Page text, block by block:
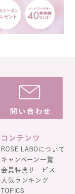
コンテンツ
ROSE LABOについて
キャンペーン一覧
会員特典サービス
人気ランキング
TOPICS